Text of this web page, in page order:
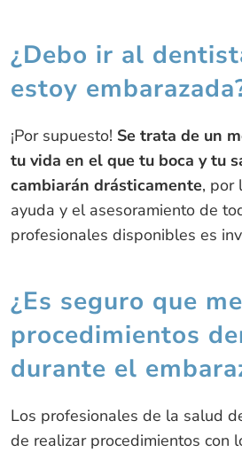
¿Debo ir al
estoy
¡Por supuesto! Se trata de un
tu vida en el que tu boca y tu
cambiarán drásticamente, por
ayuda y el asesoramiento de
profesionales disponibles es
¿Es seguro que
procedimientos
durante el
Los profesionales de la salud
de realizar procedimientos con